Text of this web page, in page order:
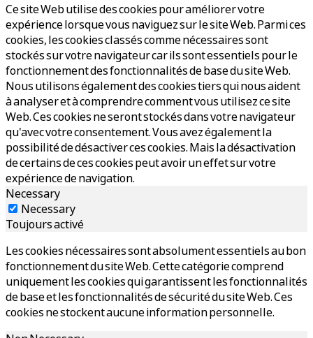
Ce site Web utilise des cookies pour améliorer votre
expérience lorsque vous naviguez sur le site Web. Parmi ces
cookies, les cookies classés comme nécessaires sont
stockés sur votre navigateur car ils sont essentiels pour le
fonctionnement des fonctionnalités de base du site Web.
Nous utilisons également des cookies tiers qui nous aident
à analyser et à comprendre comment vous utilisez ce site
Web. Ces cookies ne seront stockés dans votre navigateur
qu'avec votre consentement. Vous avez également la
possibilité de désactiver ces cookies. Mais la désactivation
de certains de ces cookies peut avoir un effet sur votre
expérience de navigation.
Necessary
Necessary
Toujours activé
Les cookies nécessaires sont absolument essentiels au bon
fonctionnement du site Web. Cette catégorie comprend
uniquement les cookies qui garantissent les fonctionnalités
de base et les fonctionnalités de sécurité du site Web. Ces
cookies ne stockent aucune information personnelle.